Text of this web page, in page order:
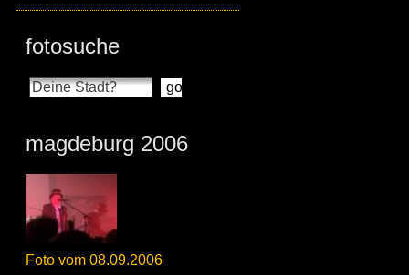
fotosuche
magdeburg 2006
Foto vom 08.09.2006